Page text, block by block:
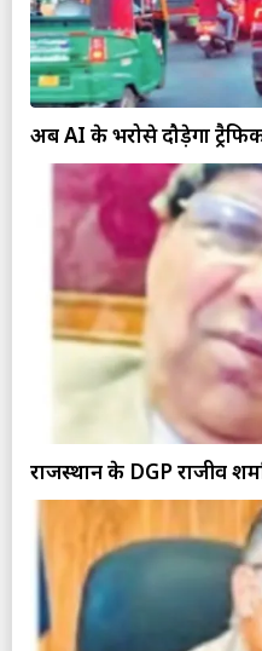
अब AI के भरोसे दौड़ेगा
राजस्थान के DGP राजीव